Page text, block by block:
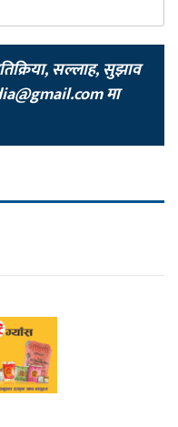
सल्लाह, सुझाव
मा